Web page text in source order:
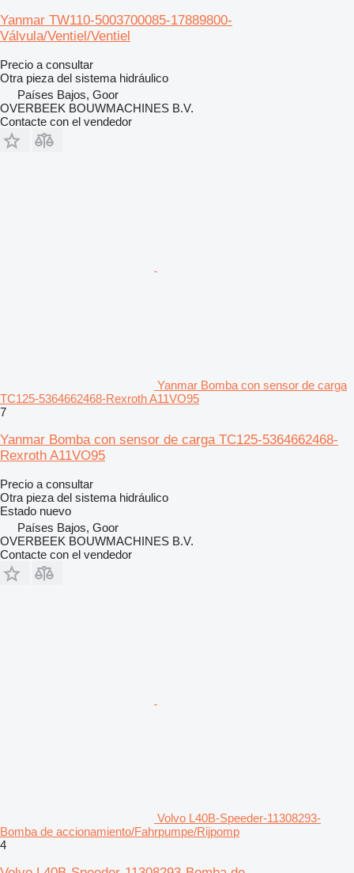
Yanmar TW110-5003700085-17889800-
Válvula/Ventiel/Ventiel
Precio a consultar
Otra pieza del sistema hidráulico
Países Bajos, Goor
OVERBEEK BOUWMACHINES B.V.
Contacte con el vendedor
Yanmar Bomba con sensor de carga
TC125-5364662468-Rexroth A11VO95
7
Yanmar Bomba con sensor de carga TC125-5364662468-
Rexroth A11VO95
Precio a consultar
Otra pieza del sistema hidráulico
Estado nuevo
Países Bajos, Goor
OVERBEEK BOUWMACHINES B.V.
Contacte con el vendedor
Volvo L40B-Speeder-11308293-
Bomba de accionamiento/Fahrpumpe/Rijpomp
4